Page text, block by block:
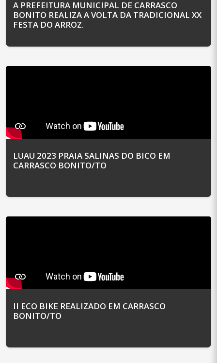
A PREFEITURA MUNICIPAL DE CARRASCO
BONITO REALIZA A VOLTA DA TRADICIONAL XX
FESTA DO ARROZ.
LUAU 2023 PRAIA SALINAS DO BICO EM
CARRASCO BONITO/TO
II ECO BIKE REALIZADO EM CARRASCO
BONITO/TO